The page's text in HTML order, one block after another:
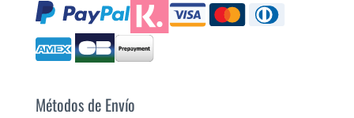
Métodos de Envío